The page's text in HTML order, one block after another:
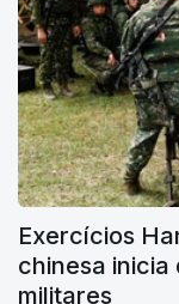
Exercícios
chinesa inicia
militares